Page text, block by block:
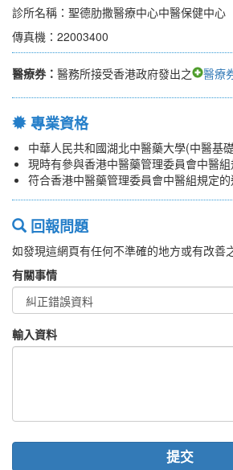
診所名稱：聖德肋撒醫療中心中醫保健中心
傳真機：22003400
醫療券： 醫務所接受香港政府發出之 醫療
專業資格
中華人民共和國湖北中醫藥大學(中醫基
現時有參與香港中醫藥管理委員會中醫
符合香港中醫藥管理委員會中醫組規定
回報問題
如發現這網頁有任何不準確的地方或有改善
有關事情
輸入資料
提交